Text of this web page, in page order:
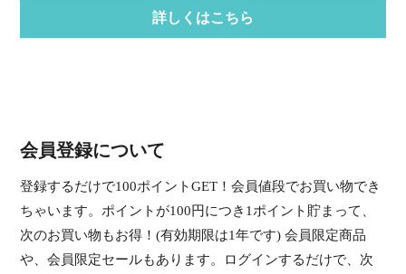
詳しくはこちら
会員登録について
登録するだけで100ポイントGET！会員値段でお買い物でき
ちゃいます。ポイントが100円につき1ポイント貯まって、
次のお買い物もお得！(有効期限は1年です) 会員限定商品
や、会員限定セールもあります。ログインするだけで、次